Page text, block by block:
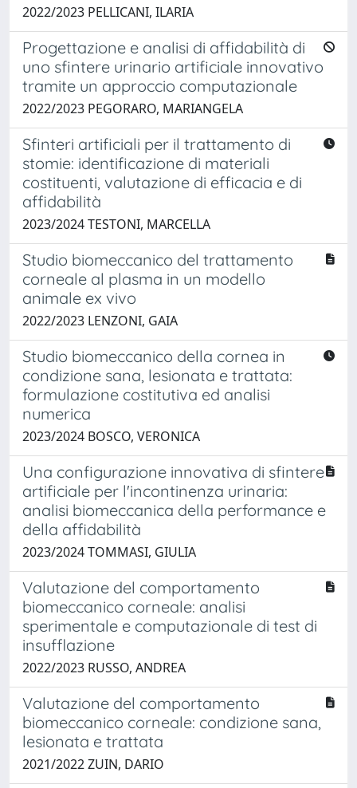
2022/2023 PELLICANI, ILARIA
Progettazione e analisi di affidabilità di
uno sfintere urinario artificiale innovativo
tramite un approccio computazionale
2022/2023 PEGORARO, MARIANGELA
Sfinteri artificiali per il trattamento di
stomie: identificazione di materiali
costituenti, valutazione di efficacia e di
affidabilità
2023/2024 TESTONI, MARCELLA
Studio biomeccanico del trattamento
corneale al plasma in un modello
animale ex vivo
2022/2023 LENZONI, GAIA
Studio biomeccanico della cornea in
condizione sana, lesionata e trattata:
formulazione costitutiva ed analisi
numerica
2023/2024 BOSCO, VERONICA
Una configurazione innovativa di sfintere
artificiale per l'incontinenza urinaria:
analisi biomeccanica della performance e
della affidabilità
2023/2024 TOMMASI, GIULIA
Valutazione del comportamento
biomeccanico corneale: analisi
sperimentale e computazionale di test di
insufflazione
2022/2023 RUSSO, ANDREA
Valutazione del comportamento
biomeccanico corneale: condizione sana,
lesionata e trattata
2021/2022 ZUIN, DARIO